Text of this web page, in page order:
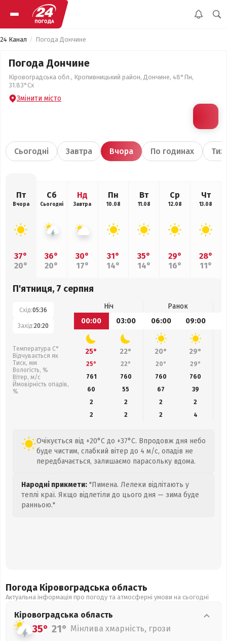
24 Канал Погода Дончине
Погода Дончине
Кіровоградська обл., Кропивницький район, Дончине, 48°Пн,
31.83°Сх
Змінити місто
Сьогодні Завтра Вчора По годинах
Пт
Вчора
37°
20°
Сб
Сьогодні
36°
20°
Нд
Завтра
30°
17°
Пн
10.08
31°
14°
Вт
11.08
35°
14°
Ср
12.08
29°
16°
Чт
13.08
28°
11°
П'ятниця, 7 серпня
Схід:05:36
Захід:20:20
Температура С°
Відчувається як
Тиск, мм
Вологість, %
Вітер, м/с
Ймовірність опадів,
%
Ніч
Ранок
00:00
03:00 06:00 09:00
25° 22° 20° 29°
25° 22° 20° 29°
761
760 760 760
60
55 67 39
2
2 2
2
2
2 2 4
Очікується від +20°C до +37°C. Впродовж дня небо
буде чистим, слабкий вітер до 4 м/с, опадів не
передбачається, залишаємо парасольку вдома.
Народні прикмети: "Пимена. Лелеки відлітають у
теплі краї. Якщо відлетіли до цього дня — зима буде
ранньою."
Погода Кіровоградська область
Актуальна інформація про погоду та атмосферні умови на сьогодні
Кіровоградська область
35° 21° Мінлива хмарність, грози